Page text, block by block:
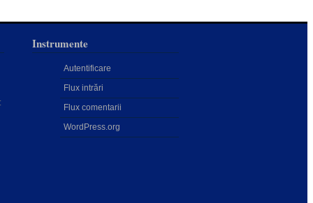
:
Instrumente
Autentificare
Flux intrări
Flux comentarii
WordPress.org